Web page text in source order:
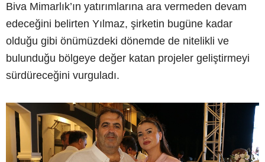
Biva Mimarlık’ın yatırımlarına ara vermeden devam
edeceğini belirten Yılmaz, şirketin bugüne kadar
olduğu gibi önümüzdeki dönemde de nitelikli ve
bulunduğu bölgeye değer katan projeler geliştirmeyi
sürdüreceğini vurguladı.